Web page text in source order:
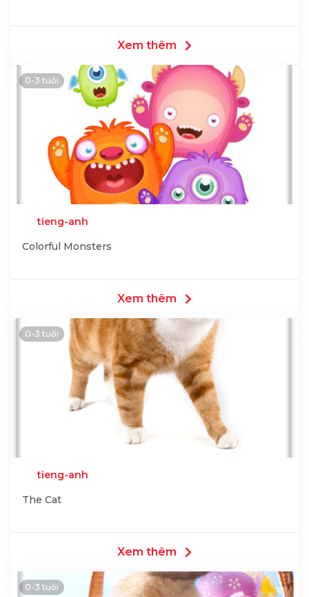
Xem thêm
0-3 tuổi
tieng-anh
Colorful Monsters
Xem thêm
0-3 tuổi
tieng-anh
The Cat
Xem thêm
0-3 tuổi